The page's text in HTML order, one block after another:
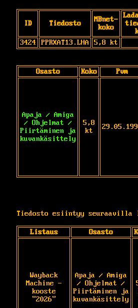
ID Tiedosto
MBnet-
koko
3424
PPRXAT13.LHA 5,8 kt
Osasto Koko Pvm
Apaja / Amiga
/ Ohjelmat /
Piirtäminen ja
kuvankäsittely
5,8
kt
Tiedosto esiintyy
Listaus Osasto
Wayback
Machine -
kooste
"2026"
Apaja / Amiga
/ Ohjelmat /
Piirtäminen ja
kuvankäsittely